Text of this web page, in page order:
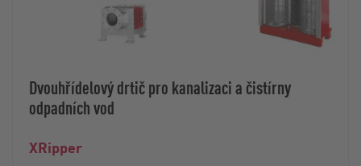
Dvouhřídelový drtič pro kanalizaci a čistírny
odpadních vod
XRipper